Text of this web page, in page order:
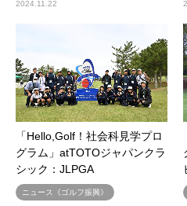
2024.11.22
「Hello,Golf！社会科見学プロ
グラム」atTOTOジャパンクラ
シック：JLPGA
ニュース《ゴルフ振興》